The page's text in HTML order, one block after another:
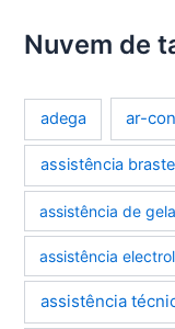
Nuvem de
adega ar-
assistência
assistência de
assistência
assistência